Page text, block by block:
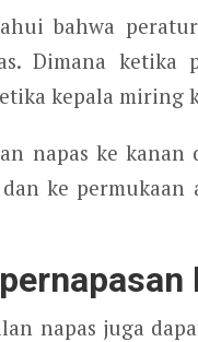
bahwa
Dimana ketika
kepala miring
napas ke
ke
napas juga